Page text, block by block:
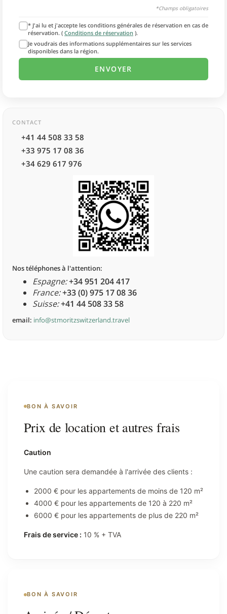
*Champs obligatoires
* J'ai lu et j'accepte les conditions générales de réservation en cas de
réservation. ( Conditions de réservation ).
Je voudrais des informations supplémentaires sur les services
disponibles dans la région.
CONTACT
+41 44 508 33 58
+33 975 17 08 36
+34 629 617 976
Nos téléphones à l'attention:
Espagne:+34 951 204 417
France:+33 (0) 975 17 08 36
Suisse:+41 44 508 33 58
email: info@stmoritzswitzerland.travel
BON À SAVOIR
Prix de location et autres frais
Caution
Une caution sera demandée à l'arrivée des clients :
2000 € pour les appartements de moins de 120 m²
4000 € pour les appartements de 120 à 220 m²
6000 € pour les appartements de plus de 220 m²
Frais de service : 10 % + TVA
BON À SAVOIR